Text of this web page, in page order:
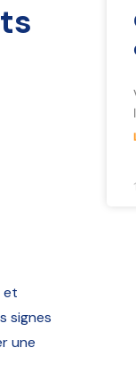
et
signes
une